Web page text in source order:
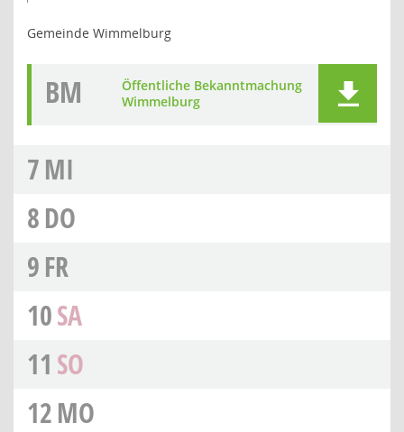
Gemeinde Wimmelburg
BM
Öffentliche Bekanntmachung
Wimmelburg
7MI
8DO
9FR
10SA
11 SO
12MO